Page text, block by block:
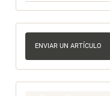
Enviar
un
artículo
ENVIAR UN ARTÍCULO